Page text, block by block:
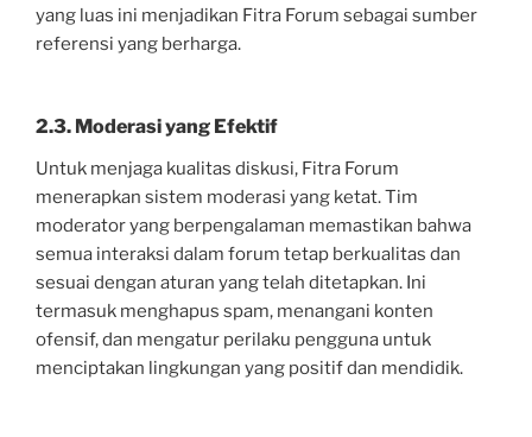
yang luas ini menjadikan Fitra Forum sebagai sumber
referensi yang berharga.
2.3. Moderasi yang Efektif
Untuk menjaga kualitas diskusi, Fitra Forum
menerapkan sistem moderasi yang ketat. Tim
moderator yang berpengalaman memastikan bahwa
semua interaksi dalam forum tetap berkualitas dan
sesuai dengan aturan yang telah ditetapkan. Ini
termasuk menghapus spam, menangani konten
ofensif, dan mengatur perilaku pengguna untuk
menciptakan lingkungan yang positif dan mendidik.